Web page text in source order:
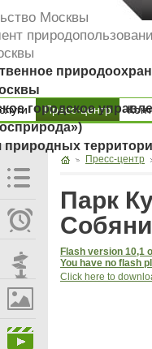
Москвы
городское
природных
Пресс-центр
Пресс-центр
Парк
Flash version 10,1
You have no flash
Click here to